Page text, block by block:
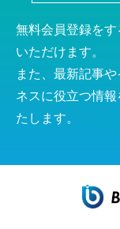
無料会員登録を
いただけます。
また、最新記事
ネスに役立つ情
たします。